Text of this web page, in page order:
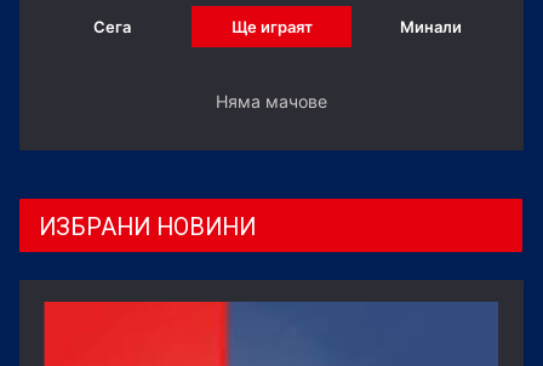
Сега Ще играят Минали
Няма мачове
ИЗБРАНИ НОВИНИ